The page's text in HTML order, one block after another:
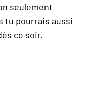
seulement
tu pourrais aussi
ce soir.